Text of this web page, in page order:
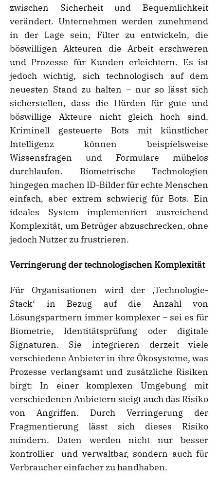
zwischen Sicherheit und Bequemlichkeit
verändert. Unternehmen werden zunehmend
in der Lage sein, Filter zu entwickeln, die
böswilligen Akteuren die Arbeit erschweren
und Prozesse für Kunden erleichtern. Es ist
jedoch wichtig, sich technologisch auf dem
neuesten Stand zu halten – nur so lässt sich
sicherstellen, dass die Hürden für gute und
böswillige Akteure nicht gleich hoch sind.
Kriminell gesteuerte Bots mit künstlicher
Intelligenz können beispielsweise
Wissensfragen und Formulare mühelos
durchlaufen. Biometrische Technologien
hingegen machen ID-Bilder für echte Menschen
einfach, aber extrem schwierig für Bots. Ein
ideales System implementiert ausreichend
Komplexität, um Betrüger abzuschrecken, ohne
jedoch Nutzer zu frustrieren.
Verringerung der technologischen Komplexität
Für Organisationen wird der ‚Technologie-
Stack‘ in Bezug auf die Anzahl von
Lösungspartnern immer komplexer – sei es für
Biometrie, Identitätsprüfung oder digitale
Signaturen. Sie integrieren derzeit viele
verschiedene Anbieter in ihre Ökosysteme, was
Prozesse verlangsamt und zusätzliche Risiken
birgt: In einer komplexen Umgebung mit
verschiedenen Anbietern steigt auch das Risiko
von Angriffen. Durch Verringerung der
Fragmentierung lässt sich dieses Risiko
mindern. Daten werden nicht nur besser
kontrollier- und verwaltbar, sondern auch für
Verbraucher einfacher zu handhaben.